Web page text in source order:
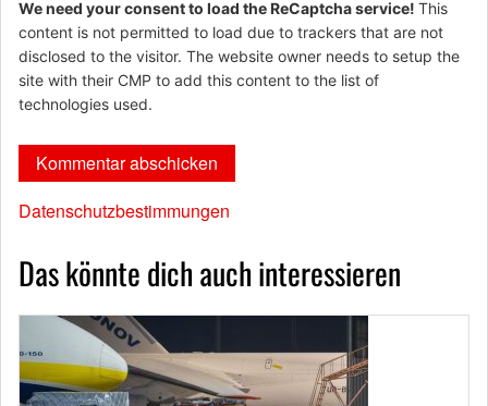
We need your consent to load the ReCaptcha service! This
content is not permitted to load due to trackers that are not
disclosed to the visitor. The website owner needs to setup the
site with their CMP to add this content to the list of
technologies used.
Datenschutzbestimmungen
Das könnte dich auch interessieren